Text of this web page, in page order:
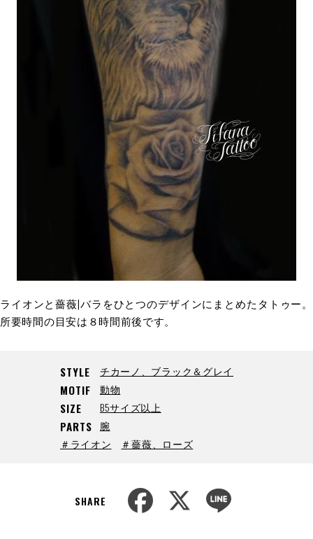
ライオンと薔薇|バラをひとつのデザインにまとめたタトゥー。
所要時間の目安は８時間前後です。
STYLE チカーノ、ブラック＆グレイ
MOTIF 動物
SIZE B5サイズ以上
PARTS
腕
＃ライオン
＃薔薇、ローズ
SHARE